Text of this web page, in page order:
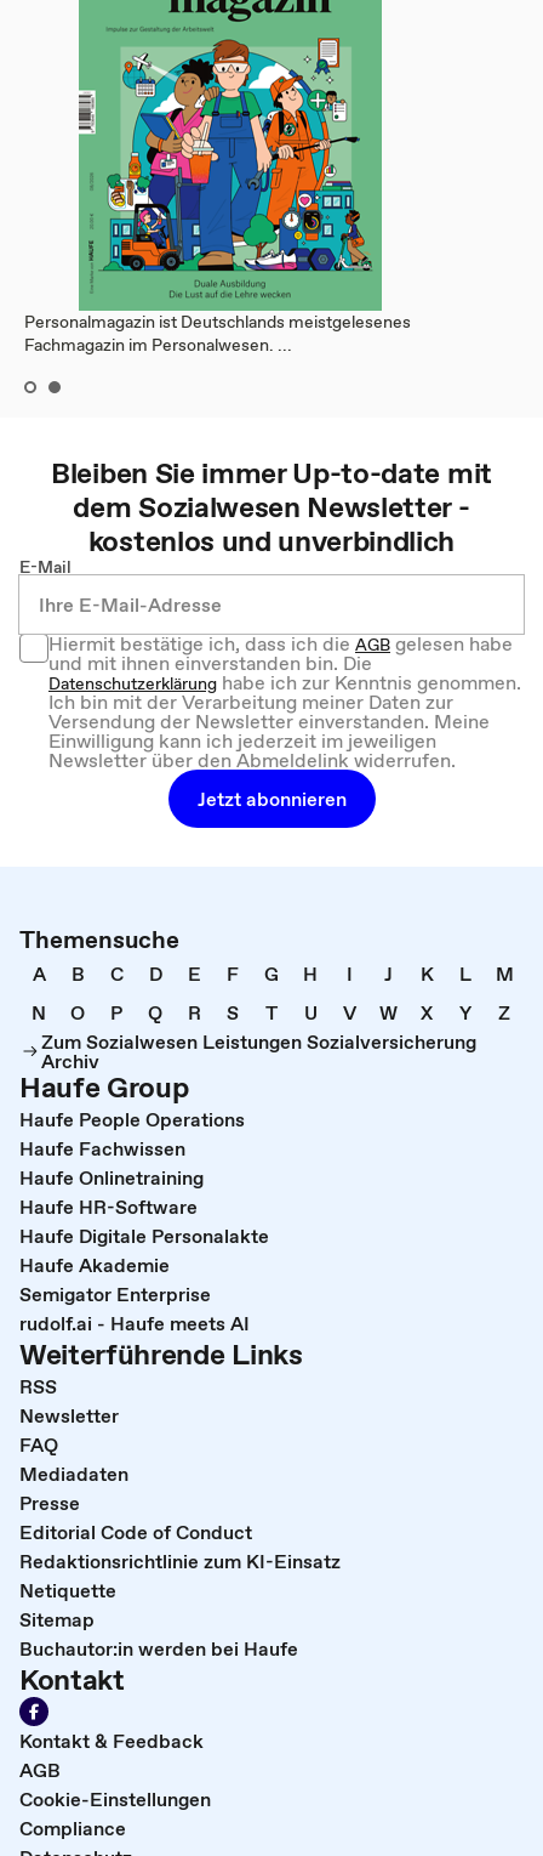
Personalmagazin ist Deutschlands meistgelesenes
Fachmagazin im Personalwesen. ...
Bleiben Sie immer Up-to-date mit
demSozialwesen Newsletter -
kostenlos und unverbindlich
E-Mail
Hiermit bestätige ich, dass ich dieAGBgelesen habe
und mit ihnen einverstanden bin. Die
Datenschutzerklärung habe ich zur Kenntnis genommen.
Ich bin mit der Verarbeitung meiner Daten zur
Versendung der Newsletter einverstanden. Meine
Einwilligung kann ich jederzeit im jeweiligen
Newsletter über den Abmeldelink widerrufen.
Jetzt abonnieren
Themensuche
A B C D E F G H I J K L
M
N
O P Q R S T U V W X Y
Z
Zum Sozialwesen Leistungen Sozialversicherung
Archiv
Haufe Group
Haufe People Operations
Haufe Fachwissen
Haufe Onlinetraining
Haufe HR-Software
Haufe Digitale Personalakte
Haufe Akademie
Semigator Enterprise
rudolf.ai - Haufe meets AI
Weiterführende Links
RSS
Newsletter
FAQ
Mediadaten
Presse
Editorial Code of Conduct
Redaktionsrichtlinie zum KI-Einsatz
Netiquette
Sitemap
Buchautor:in werden bei Haufe
Kontakt
Kontakt & Feedback
AGB
Cookie-Einstellungen
Compliance